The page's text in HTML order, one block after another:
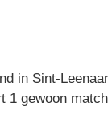
in Sint-
gewoon